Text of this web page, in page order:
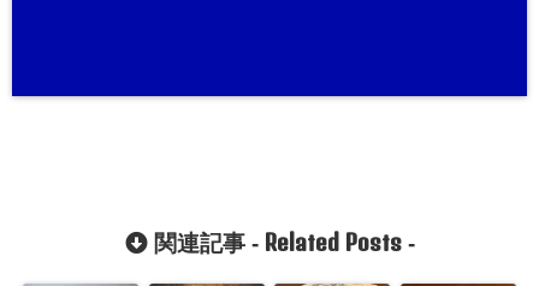
関連記事 - Related Posts-